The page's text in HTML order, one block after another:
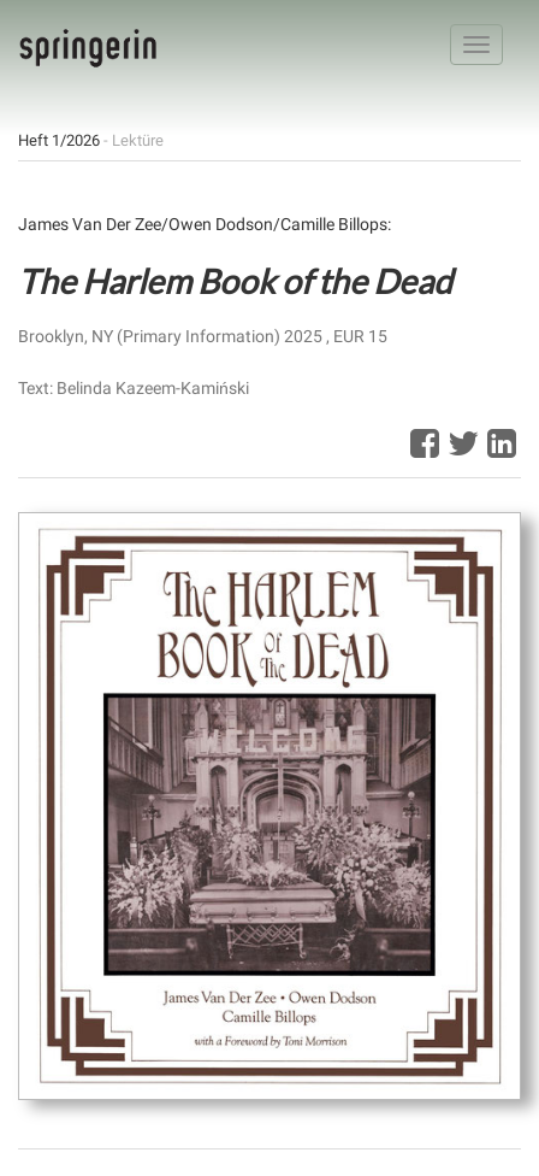
Toggle
Heft 1/2026 - Lektüre
James Van Der Zee/Owen Dodson/Camille Billops:
The Harlem Book of the Dead
Brooklyn, NY (Primary Information) 2025 , EUR 15
Text: Belinda Kazeem-Kamiński